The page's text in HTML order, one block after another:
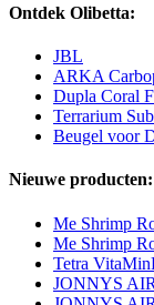
Ontdek Olibetta:
JBL
ARKA
Dupla Coral
Terrarium
Beugel voor
Nieuwe producten:
Me Shrimp
Me Shrimp
Tetra
JONNYS